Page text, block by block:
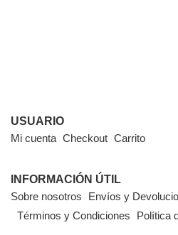
USUARIO
Mi cuenta Checkout Carrito
INFORMACIÓN ÚTIL
Sobre nosotros
Envíos y
Términos y Condiciones
Política